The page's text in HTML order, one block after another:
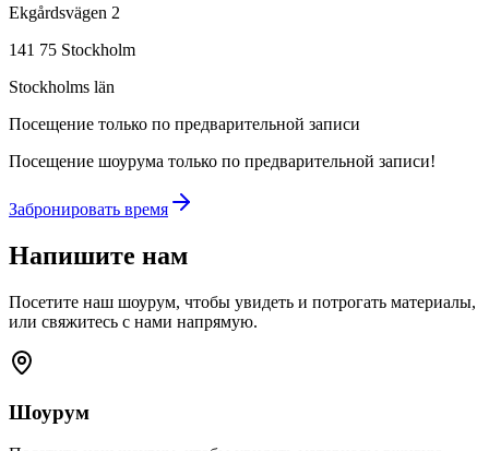
Ekgårdsvägen 2
141 75 Stockholm
Stockholms län
Посещение только по предварительной записи
Посещение шоурума только по предварительной записи!
Забронировать время
Напишите нам
Посетите наш шоурум, чтобы увидеть и потрогать материалы,
или свяжитесь с нами напрямую.
Шоурум